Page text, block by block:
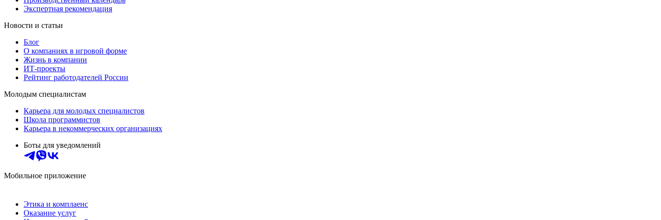
Экспертная рекомендация
Новости и статьи
Блог
О компаниях в игровой форме
Жизнь в компании
ИТ-проекты
Рейтинг работодателей России
Молодым специалистам
Карьера для молодых специалистов
Школа программистов
Карьера в некоммерческих организациях
Боты для уведомлений
Мобильное приложение
Этика и комплаенс
Оказание услуг